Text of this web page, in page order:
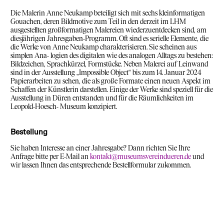
Die Malerin Anne Neukamp beteiligt sich mit sechs kleinformatigen
Gouachen, deren Bildmotive zum Teil in den derzeit im LHM
ausgestellten großformatigen Malereien wiederzuentdecken sind, am
diesjährigen Jahresgaben-Programm. Oft sind es serielle Elemente, die
die Werke von Anne Neukamp charakterisieren. Sie scheinen aus
simplen Ana- logien des digitalen wie des analogen Alltags zu bestehen:
Bildzeichen, Sprachkürzel, Formstücke. Neben Malerei auf Leinwand
sind in der Ausstellung „Impossible Object“ bis zum 14. Januar 2024
Papierarbeiten zu sehen, die als große Formate einen neuen Aspekt im
Schaffen der Künstlerin darstellen. Einige der Werke sind speziell für die
Ausstellung in Düren entstanden und für die Räumlichkeiten im
Leopold-Hoesch- Museum konzipiert.
Bestellung
Sie haben Interesse an einer Jahresgabe? Dann richten Sie Ihre
Anfrage bitte per E-Mail an kontakt@museumsvereindueren.de und
wir lassen Ihnen das entsprechende Bestellformular zukommen.